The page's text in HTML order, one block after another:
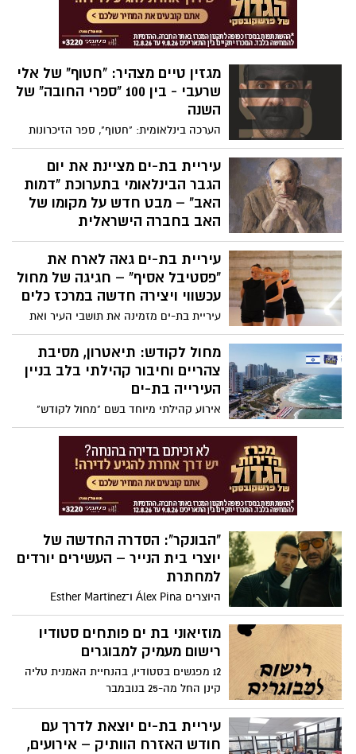
מגזין טיים מצהיר: "חטוף" של אלי
שרעבי - בין 100 "ספרי החובה" של
השנה
הערכה בינלאומית: "חטוף", ספר הזיכרונות
של שורד השבי אלי שרעבי, נבחר על ידי מגזין
טיים כאחד מ-100 הספרים של 2025 ש"חייבים
לקרוא". ולמי שלא ידע, המגזין גם הקדיש
בחודש שעבר את השער שלו לשרעבי.
עיריית בת-ים מציינת את יום
הגבר הבינלאומי בתערוכת "דמות
האב" – מבט חדש על מקומו של
האב בחברה הישראלית
ביום רביעי, 19.11.2025, בשעה 18:00, תיפתח
בגלריה של המכון לאמנות בת-ים תערוכה
ייחודית וראשונה מסוגה בישראל – "דמות
האב" שתוצג לרגל יום הגבר הבינלאומי.
עיריית בת-ים גאה לארח את
"פסטיבל אסיף" – חגיגה של מחול
עכשווי ויצירה חדשה במרכז כלים
עיריית בת-ים מזמינה את תושבי העיר ואת
חובבי המחול מכל הארץ לקחת חלק באחד
מאירועי התרבות של השנה- "פסטיבל אסיף"
עם כוריאוגרפיה חדשה, אשר יתקיים בין
התאריכים 13-15.11 במרכז כלים לכוריאוגרפיה
מחול לקודש: תיאטרון, מסיבת
צהריים וחיבור קהילתי בלב בניין
העירייה בת-ים
אירוע קהילתי מיוחד בשם "מחול לקודש"
התקיים השבוע בבת ים, ביוזמת חטיבת
הקהילה בעירייה, במטרה לחבר בין אמנות
לקדושת השבת.
"הבונקר": הסדרה החדשה של
יוצרי בית הנייר – העשירים יורדים
למחתרת
היוצרים Álex Pina ו־Esther Martínez
Lobato, שעמדו מאחורי אחת מהסדרות
המצליחות ביותר בעולם בית הנייר (La Casa
de Papel) – חוזרים השנה עם יצירה חדשה
Bunker). הסדרה עלתה לנטפליקס
מוזיאוני בת ים פותחים סטודיו
רישום מעמיק למבוגרים
12 מפגשים בסטודיו, בהנחיית האמנית טליה
קינן החל מה-25 בנובמבר
עיריית בת-ים יוצאת לדרך עם
חודש האזרח הוותיק – אירועים,